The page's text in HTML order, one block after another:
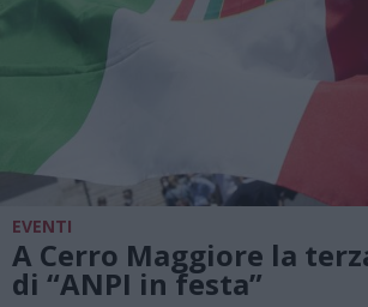
EVENTI
A Cerro Maggiore la
di “ANPI in festa”